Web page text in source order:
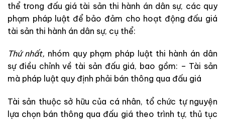
thể trong đấu giá tài sản thi hành án dân sự, các quy
phạm pháp luật để bảo đảm cho hoạt động đấu giá
tài sản thi hành án dân sự, cụ thể:
Thứnhất, nhóm quy phạm pháp luật thi hành án dân
sự điều chỉnhvề tài sản đấu giá, bao gồm: – Tài sản
mà pháp luật quy định phải bán thông qua đấu giá
Tài sản thuộc sở hữu của cá nhân, tổ chức tự nguyện
lựa chọn bán thông qua đấu giá theo trình tự, thủ tục